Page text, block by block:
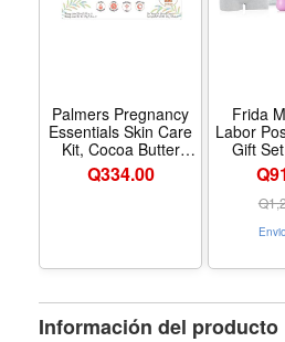
Palmers Pregnancy
Essentials Skin Care
Kit, Cocoa Butter
Formula (4 Piece) |
Includes Massage
Stretch Marks, the
be
Q334.00
Frida
Labor Postpartum Kit
Gift
Showers Mom to Be |
Peri
Gown,
Pads,
Q
Información del producto